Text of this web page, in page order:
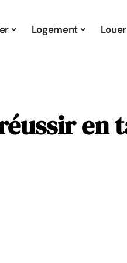
Logement Louer
en